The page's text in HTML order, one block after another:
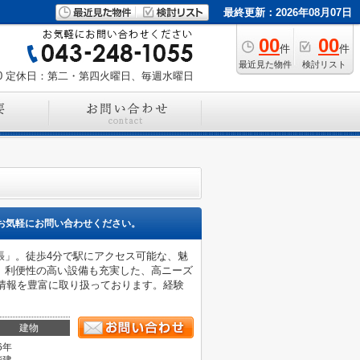
最終更新：2026年08月07日
00件
最近見た物件
00件
検討リスト
定休日：第二・第四火曜日、毎週水曜日
気軽にお問い合わせください。
。徒歩4分で駅にアクセス可能な、魅
便性の高い設備も充実した、高ニーズ
報を豊富に取り扱っております。経験
建物
年